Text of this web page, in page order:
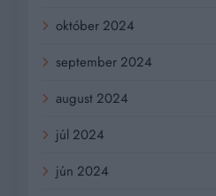
október 2024
september 2024
august 2024
júl 2024
jún 2024